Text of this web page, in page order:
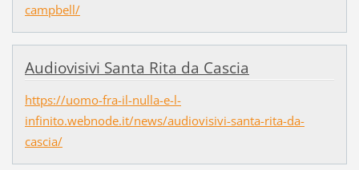
campbell/
Audiovisivi Santa Rita da Cascia
https://uomo-fra-il-nulla-e-l-
infinito.webnode.it/news/audiovisivi-santa-rita-da-
cascia/